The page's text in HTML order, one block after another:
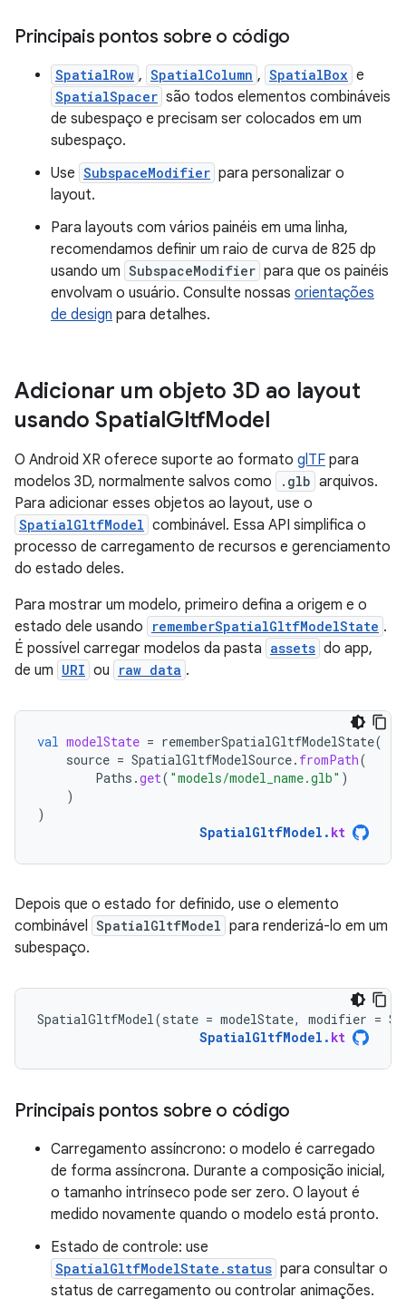
Principais pontos sobre o código
SpatialRow , SpatialColumn , SpatialBox e
SpatialSpacer são todos elementos combináveis
de subespaço e precisam ser colocados em um
subespaço.
Use SubspaceModifier para personalizar o
layout.
Para layouts com vários painéis em uma linha,
recomendamos definir um raio de curva de 825 dp
usando um SubspaceModifier para que os painéis
envolvam o usuário. Consulte nossas orientações
de design para detalhes.
Adicionar um objeto 3D ao layout
usando SpatialGltfModel
O Android XR oferece suporte ao formato glTF para
modelos 3D, normalmente salvos como
.glb arquivos.
Para adicionar esses objetos ao layout, use o
SpatialGltfModel combinável. Essa API simplifica o
processo de carregamento de recursos e gerenciamento
do estado deles.
Para mostrar um modelo, primeiro defina a origem e o
estado dele usando
rememberSpatialGltfModelState .
É possível carregar modelos da pasta assets do app,
de um URI ou raw data .
val modelState = rememberSpatialGltfModelState(
source = SpatialGltfModelSource. fromPath(
Paths .get( "models/model_name.glb" )
)
)
SpatialGltfModel . kt
Depois que o estado for definido, use o elemento
combinável
SpatialGltfModel para renderizá-lo em um
subespaço.
SpatialGltfModel (state = modelState, modifier =
SpatialGltfModel . kt
Principais pontos sobre o código
Carregamento assíncrono: o modelo é carregado
de forma assíncrona. Durante a composição inicial,
o tamanho intrínseco pode ser zero. O layout é
medido novamente quando o modelo está pronto.
Estado de controle: use
SpatialGltfModelState.status para consultar o
status de carregamento ou controlar animações.